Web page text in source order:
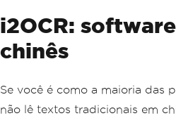
i2OCR:
chinês
Se você é como a maioria das
não lê textos tradicionais em